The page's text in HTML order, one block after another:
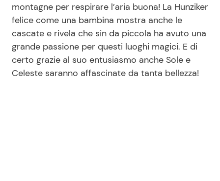
montagne per respirare l’aria buona! La Hunziker
felice come una bambina mostra anche le
cascate e rivela che sin da piccola ha avuto una
grande passione per questi luoghi magici. E di
certo grazie al suo entusiasmo anche Sole e
Celeste saranno affascinate da tanta bellezza!